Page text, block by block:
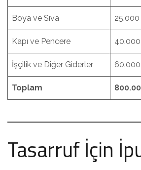
Boya ve Sıva
Kapı ve Pencere
İşçilik ve Diğer Giderler
Toplam
Tasarruf İçin